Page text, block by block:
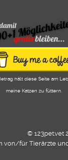
hält diese Seite am
meine Katzen zu füttern.
© 123pet.vet
von/für Tierärzte